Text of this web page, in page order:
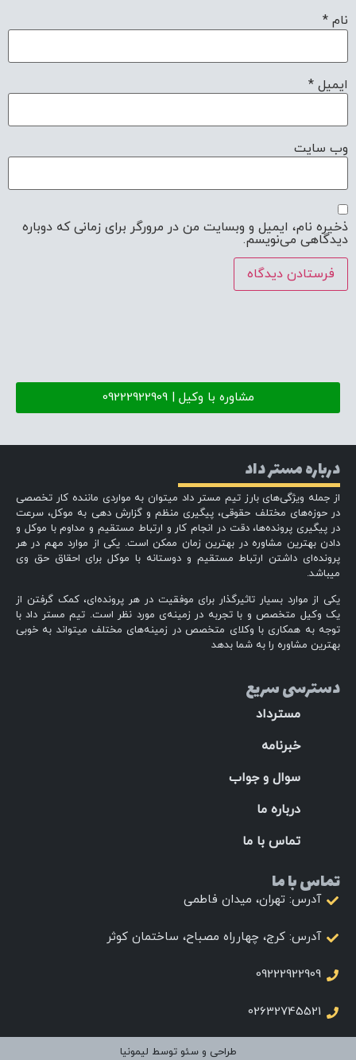
نام *
ایمیل *
وب‌ سایت
ذخیره نام، ایمیل و وبسایت من در مرورگر برای زمانی که دوباره
دیدگاهی می‌نویسم.
مشاوره با وکیل | 09222922909
درباره مستر داد
از جمله ویژگی‌های بارز تیم مستر داد میتوان به مواردی ماننده کار تخصصی
در حوزه‌های مختلف حقوقی، پیگیری منظم و گزارش دهی به موکل، سرعت
در پیگیری پرونده‌ها، دقت در انجام کار و ارتباط مستقیم و مداوم با موکل و
دادن بهترین مشاوره در بهترین زمان ممکن است. یکی از موارد مهم در هر
پرونده‌ای داشتن ارتباط مستقیم و دوستانه با موکل برای احقاق حق وی
میباشد.
یکی از موارد بسیار تاثیرگذار برای موفقیت در هر پرونده‌ای، کمک گرفتن از
یک وکیل متخصص و با تجربه در زمینه‌ی مورد نظر است. تیم مستر داد با
توجه به همکاری با وکلای متخصص در زمینه‌های مختلف میتواند به خوبی
بهترین مشاوره را به شما بدهد
دسترسی سریع
مسترداد
خبرنامه
سوال و جواب
درباره ما
تماس با ما
تماس با ما
آدرس: تهران، میدان فاطمی
آدرس: کرج، چهارراه مصباح، ساختمان کوثر
09222922909
02632745521
طراحی و سئو توسط لیمونیا